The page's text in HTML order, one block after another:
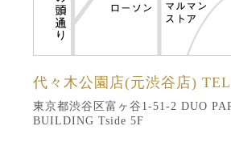
代々木公園店(元渋谷店)
東京都渋谷区富ヶ谷1-51-2 DUO
BUILDING Tside 5F